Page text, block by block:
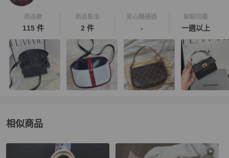
商品數
115 件
商品售出
2 件
安心購通過
-
聊聊回覆
一週以上
相似商品
更多相似Chloé女包推薦精品